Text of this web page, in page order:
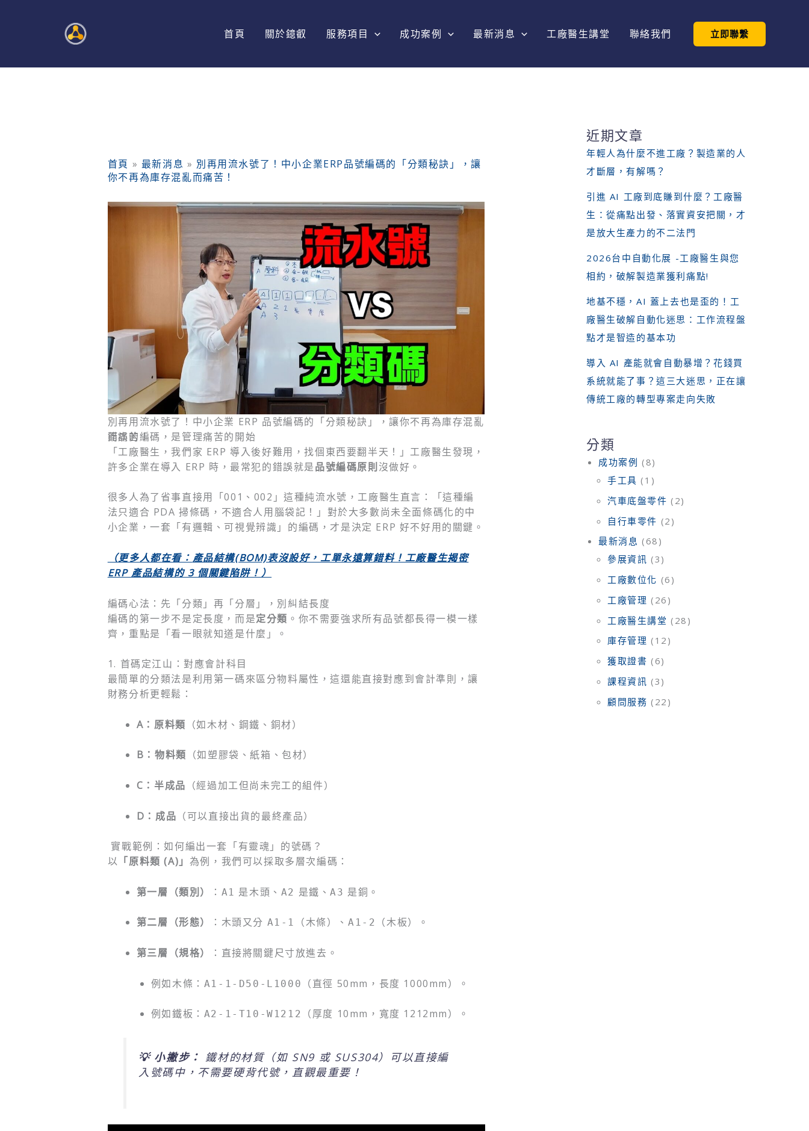
內
首頁 關於鐿叡 服務項目 成功案例 最新消息 工廠醫生講堂 聯絡我們 立即聯繫
首頁 » 最新消息 » 別再用流水號了！中小企業ERP品號編碼的「分類秘訣」，讓
你不再為庫存混亂而痛苦！
別再用流水號了！中小企業 ERP 品號編碼的「分類秘訣」，讓你不再為庫存混亂
而痛苦！
錯誤的編碼，是管理痛苦的開始
「工廠醫生，我們家 ERP 導入後好難用，找個東西要翻半天！」工廠醫生發現，
許多企業在導入 ERP 時，最常犯的錯誤就是品號編碼原則 沒做好。
很多人為了省事直接用「001、002」這種純流水號，工廠醫生直言：「這種編
法只適合 PDA 掃條碼，不適合人用腦袋記！」對於大多數尚未全面條碼化的中
小企業，一套「有邏輯、可視覺辨識」的編碼，才是決定 ERP 好不好用的關鍵。
（更多人都在看： 產品結構(BOM)表沒設好，工單永遠算錯料！工廠醫生揭密
ERP產品結構的 3 個關鍵陷阱！）
編碼心法：先「分類」再「分層」，別糾結長度
編碼的第一步不是定長度，而是定分類 。你不需要強求所有品號都長得一模一樣
齊，重點是「看一眼就知道是什麼」。
1. 首碼定江山：對應會計科目
最簡單的分類法是利用第一碼來區分物料屬性，這還能直接對應到會計準則，讓
財務分析更輕鬆：
A：原料類 （如木材、鋼鐵、銅材）
B：物料類 （如塑膠袋、紙箱、包材）
C：半成品 （經過加工但尚未完工的組件）
D：成品 （可以直接出貨的最終產品）
實戰範例：如何編出一套「有靈魂」的號碼？
以 「原料類 (A)」 為例，我們可以採取多層次編碼：
第一層（類別） ： A1 是木頭、 A2 是鐵、A3 是銅。
第二層（形態） ：木頭又分 A1-1 （木條）、 A1-2 （木板）。
第三層（規格） ：直接將關鍵尺寸放進去。
例如木條： A1-1-D50-L1000 （直徑 50mm，長度 1000mm）。
例如鐵板： A2-1-T10-W1212 （厚度 10mm，寬度 1212mm）。
💡 小撇步： 鐵材的材質（如 SN9 或 SUS304）可以直接編
入號碼中，不需要硬背代號，直觀最重要！
近期文章
年輕人為什麼不進工廠？製造業的人
才斷層，有解嗎？
引進 AI 工廠到底賺到什麼？工廠醫
生：從痛點出發、落實資安把關，才
是放大生產力的不二法門
2026台中自動化展 -工廠醫生與您
相約，破解製造業獲利痛點!
地基不穩，AI 蓋上去也是歪的！工
廠醫生破解自動化迷思：工作流程盤
點才是智造的基本功
導入 AI 產能就會自動暴增？花錢買
系統就能了事？這三大迷思，正在讓
傳統工廠的轉型專案走向失敗
分類
成功案例 (8)
手工具 (1)
汽車底盤零件 (2)
自行車零件 (2)
最新消息 (68)
參展資訊 (3)
工廠數位化 (6)
工廠管理 (26)
工廠醫生講堂 (28)
庫存管理 (12)
獲取證書 (6)
課程資訊 (3)
顧問服務 (22)